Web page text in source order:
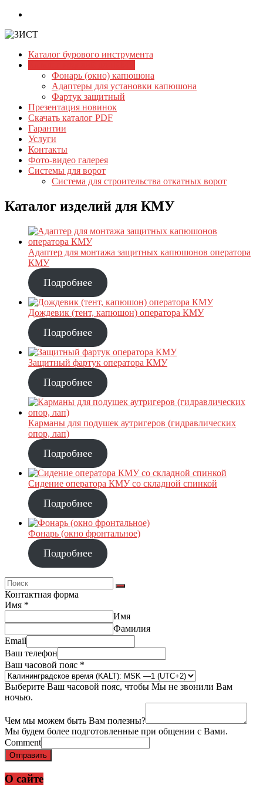
Skip
content
ЗИСТ
Бурильный
инструмент.
инструмент
Каталог бурового инструмента
Фонарь (окно) капюшона
Адаптеры для установки капюшона
Фартук защитный
Презентация новинок
Скачать каталог PDF
Гарантии
Услуги
Контакты
Фото-видео галерея
Системы для ворот
Система для строительства откатных ворот
Каталог изделий для КМУ
Адаптер для монтажа защитных капюшонов оператора
КМУ
Подробнее
Дождевик (тент, капюшон) оператора КМУ
Подробнее
Защитный фартук оператора КМУ
Подробнее
Карманы для подушек аутригеров (гидравлических
опор, лап)
Подробнее
Сидение оператора КМУ со складной спинкой
Подробнее
Фонарь (окно фронтальное)
Подробнее
Контактная форма
Имя *
Имя
Фамилия
Email
Ваш телефон
Ваш часовой пояс *
Выберите Ваш часовой пояс, чтобы Мы не звонили Вам
ночью.
Чем мы можем быть Вам полезны?
Мы будем более подготовленные при общении с Вами.
Comment
Отправить
О сайте